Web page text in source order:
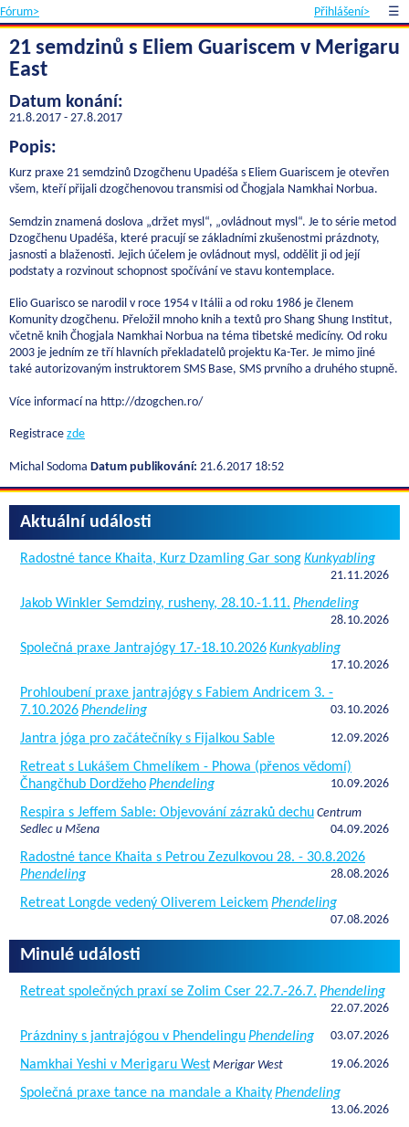
Fórum> Přihlášení> ☰
21 semdzinů s Eliem Guariscem v Merigaru
East
Datum konání:
21.8.2017 - 27.8.2017
Popis:
Kurz praxe 21 semdzinů Dzogčhenu Upadéša s Eliem Guariscem je otevřen
všem, kteří přijali dzogčhenovou transmisi od Čhogjala Namkhai Norbua.
Semdzin znamená doslova „držet mysl“, „ovládnout mysl“. Je to série metod
Dzogčhenu Upadéša, které pracují se základními zkušenostmi prázdnoty,
jasnosti a blaženosti. Jejich účelem je ovládnout mysl, oddělit ji od její
podstaty a rozvinout schopnost spočívání ve stavu kontemplace.
Elio Guarisco se narodil v roce 1954 v Itálii a od roku 1986 je členem
Komunity dzogčhenu. Přeložil mnoho knih a textů pro Shang Shung Institut,
včetně knih Čhogjala Namkhai Norbua na téma tibetské medicíny. Od roku
2003 je jedním ze tří hlavních překladatelů projektu Ka-Ter. Je mimo jiné
také autorizovaným instruktorem SMS Base, SMS prvního a druhého stupně.
Více informací na http://dzogchen.ro/
Registrace zde
Michal Sodoma Datum publikování: 21.6.2017 18:52
Aktuální události
Radostné tance Khaita, Kurz Dzamling Gar songKunkyabling
21.11.2026
Jakob Winkler Semdziny, rusheny, 28.10.-1.11. Phendeling
28.10.2026
Společná praxe Jantrajógy 17.-18.10.2026Kunkyabling
17.10.2026
Prohloubení praxe jantrajógy s Fabiem Andricem 3. -
7.10.2026Phendeling 03.10.2026
Jantra jóga pro začátečníky s Fijalkou Sable 12.09.2026
Retreat s Lukášem Chmelíkem - Phowa (přenos vědomí)
Čhangčhub DordžehoPhendeling 10.09.2026
Respira s Jeffem Sable: Objevování zázraků dechu Centrum
Sedlec u Mšena
04.09.2026
Radostné tance Khaita s Petrou Zezulkovou 28. - 30.8.2026
Phendeling
28.08.2026
Retreat Longde vedený Oliverem Leickem Phendeling
07.08.2026
Minulé události
Retreat společných praxí se Zolim Cser 22.7.-26.7. Phendeling
22.07.2026
Prázdniny s jantrajógou v PhendelinguPhendeling 03.07.2026
Namkhai Yeshi v Merigaru West Merigar West 19.06.2026
Společná praxe tance na mandale a KhaityPhendeling
13.06.2026